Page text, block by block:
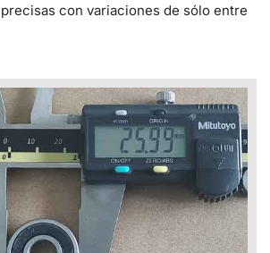
con variaciones de sólo entre